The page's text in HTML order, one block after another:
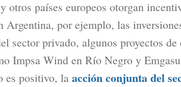
otros países europeos otorgan
Argentina, por ejemplo, las
sector privado, algunos proyectos
Impsa Wind en Río Negro y
es positivo, la acción conjunta del